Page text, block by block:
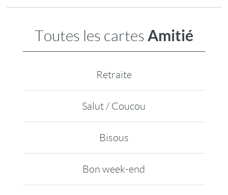
Toutes les cartes Amitié
Retraite
Salut / Coucou
Bisous
Bon week-end